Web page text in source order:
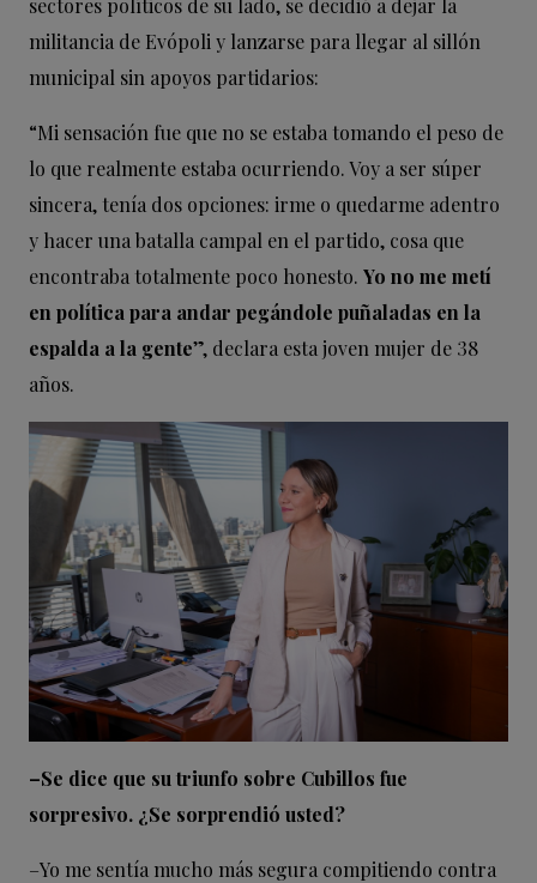
sectores políticos de su lado, se decidió a dejar la
militancia de Evópoli y lanzarse para llegar al sillón
municipal sin apoyos partidarios:
“Mi sensación fue que no se estaba tomando el peso de
lo que realmente estaba ocurriendo. Voy a ser súper
sincera, tenía dos opciones: irme o quedarme adentro
y hacer una batalla campal en el partido, cosa que
encontraba totalmente poco honesto. Yo no me metí
en política para andar pegándole puñaladas en la
espalda a la gente”, declara esta joven mujer de 38
años.
–Se dice que su triunfo sobre Cubillos fue
sorpresivo. ¿Se sorprendió usted?
–Yo me sentía mucho más segura compitiendo contra